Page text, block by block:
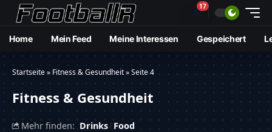
🔔17
Home Mein Feed Meine Interessen Gespeichert
Startseite» Fitness & Gesundheit»Seite 4
Fitness & Gesundheit
Mehr finden: Drinks Food